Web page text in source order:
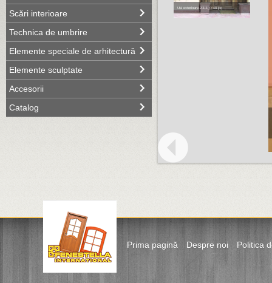
Scări interioare
Technica de umbrire
Elemente speciale de arhitectură
Elemente sculptate
Accesorii
Catalog
Usi exterioare-2-1-1_0008.jpg
Prima pagină Despre noi Politica